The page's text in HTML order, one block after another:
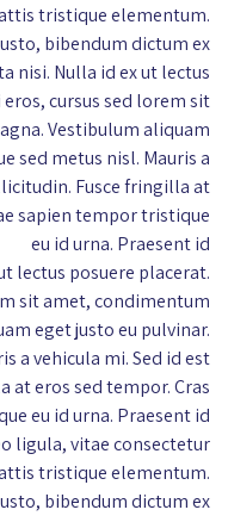
tristique elementum.
bibendum dictum ex
nisi. Nulla id ex ut lectus
cursus sed lorem sit
Vestibulum aliquam
sed metus nisl. Mauris a
Fusce fringilla at
sapien tempor tristique
eu id urna. Praesent id
lectus posuere placerat.
sit amet, condimentum
eget justo eu pulvinar.
a vehicula mi. Sed id est
at eros sed tempor. Cras
eu id urna. Praesent id
ligula, vitae consectetur
tristique elementum.
bibendum dictum ex